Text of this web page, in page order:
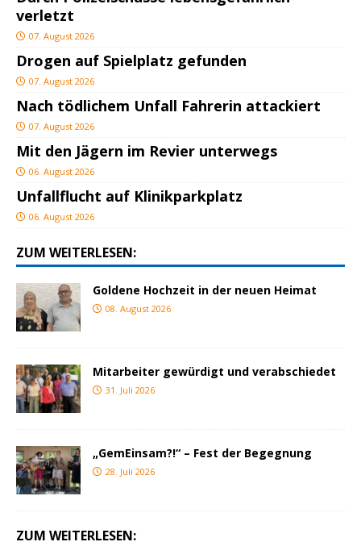
verletzt
07. August 2026
Drogen auf Spielplatz gefunden
07. August 2026
Nach tödlichem Unfall Fahrerin attackiert
07. August 2026
Mit den Jägern im Revier unterwegs
06. August 2026
Unfallflucht auf Klinikparkplatz
06. August 2026
ZUM WEITERLESEN:
Goldene Hochzeit in der neuen Heimat
08. August 2026
Mitarbeiter gewürdigt und verabschiedet
31. Juli 2026
„GemEinsam?!“ – Fest der Begegnung
28. Juli 2026
ZUM WEITERLESEN: